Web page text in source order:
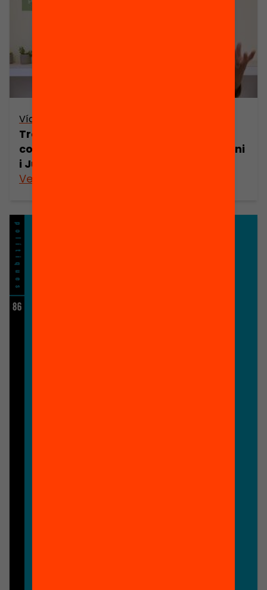
Vídeo
Transicions a la secundària, antídot
contra l’abandonament – Aina Tarabini
i Judith Jacovkis
Veure’n més